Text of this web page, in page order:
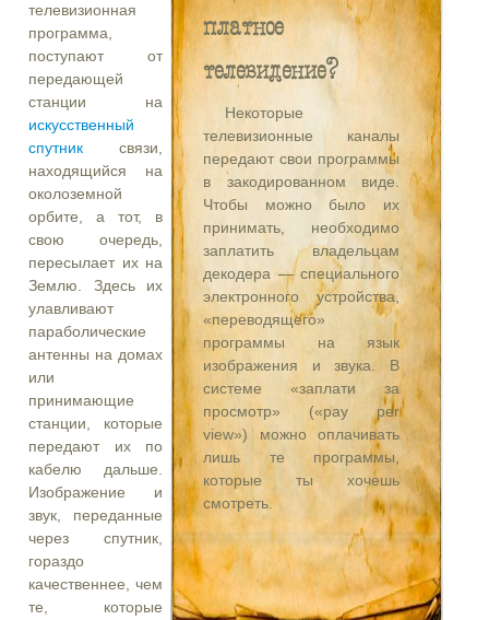
платное
телевидение?
Некоторые
телевизионные каналы
передают свои программы
в закодированном виде.
Чтобы можно было их
принимать, необходимо
заплатить владельцам
декодера — специального
электронного устройства,
«переводящего»
программы на язык
изображения и звука. В
системе «заплати за
просмотр» («pay per
view») можно оплачивать
лишь те программы,
которые ты хочешь
смотреть.
телевизионная
программа,
поступают от
передающей
станции на
искусственный
спутник связи,
находящийся на
околоземной
орбите, а тот, в
свою очередь,
пересылает их на
Землю. Здесь их
улавливают
параболические
антенны на домах
или
принимающие
станции, которые
передают их по
кабелю дальше.
Изображение и
звук, переданные
через спутник,
гораздо
качественнее, чем
те, которые